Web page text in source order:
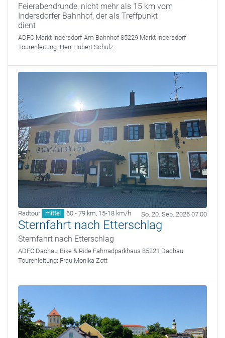
Feierabendrunde, nicht mehr als 15 km vom
Indersdorfer Bahnhof, der als Treffpunkt
dient
ADFC Markt Indersdorf Am Bahnhof 85229 Markt Indersdorf
Tourenleitung: Herr Hubert Schulz
Radtour mittel 60 - 79 km, 15-18 km/h So. 20. Sep. 2026 07:00
Sternfahrt nach Etterschlag
Sternfahrt nach Etterschlag
ADFC Dachau Bike & Ride Fahrradparkhaus 85221 Dachau
Tourenleitung: Frau Monika Zott